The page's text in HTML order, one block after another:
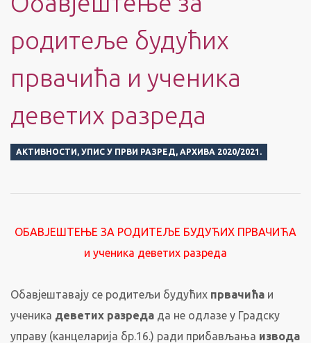
родитеље будућих
првачића и ученика
деветих разреда
АКТИВНОСТИ, УПИС У ПРВИ РАЗРЕД, АРХИВА 2020/2021.
ОБАВЈЕШТЕЊЕ ЗА РОДИТЕЉЕ БУДУЋИХ ПРВАЧИЋА
и ученика деветих разреда
Обавјештавају се родитељи будућих првачића и
ученика деветих разреда да не одлазе у Градску
управу (канцеларија бр.16.) ради прибављања извода